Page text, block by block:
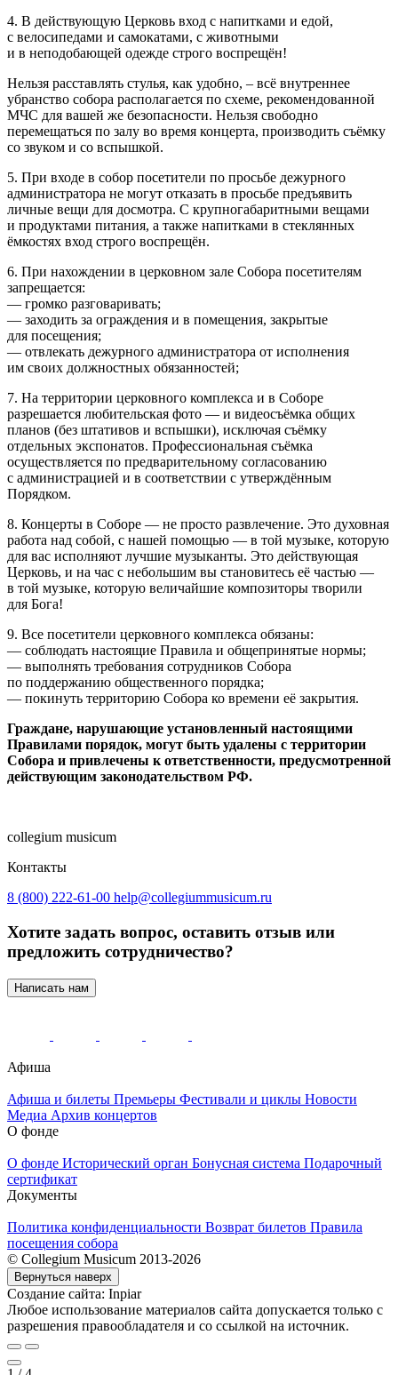
4. В действующую Церковь вход с напитками и едой,
с велосипедами и самокатами, с животными
и в неподобающей одежде строго воспрещён!
Нельзя расставлять стулья, как удобно, – всё внутреннее
убранство собора располагается по схеме, рекомендованной
МЧС для вашей же безопасности. Нельзя свободно
перемещаться по залу во время концерта, производить съёмку
со звуком и со вспышкой.
5. При входе в собор посетители по просьбе дежурного
администратора не могут отказать в просьбе предъявить
личные вещи для досмотра. С крупногабаритными вещами
и продуктами питания, а также напитками в стеклянных
ёмкостях вход строго воспрещён.
6. При нахождении в церковном зале Собора посетителям
запрещается:
— громко разговаривать;
— заходить за ограждения и в помещения, закрытые
для посещения;
— отвлекать дежурного администратора от исполнения
им своих должностных обязанностей;
7. На территории церковного комплекса и в Соборе
разрешается любительская фото — и видеосъёмка общих
планов (без штативов и вспышки), исключая съёмку
отдельных экспонатов. Профессиональная съёмка
осуществляется по предварительному согласованию
с администрацией и в соответствии с утверждённым
Порядком.
8. Концерты в Соборе — не просто развлечение. Это духовная
работа над собой, с нашей помощью — в той музыке, которую
для вас исполняют лучшие музыканты. Это действующая
Церковь, и на час с небольшим вы становитесь её частью —
в той музыке, которую величайшие композиторы творили
для Бога!
9. Все посетители церковного комплекса обязаны:
— соблюдать настоящие Правила и общепринятые нормы;
— выполнять требования сотрудников Собора
по поддержанию общественного порядка;
— покинуть территорию Собора ко времени её закрытия.
Граждане, нарушающие установленный настоящими
Правилами порядок, могут быть удалены с территории
Собора и привлечены к ответственности, предусмотренной
действующим законодательством РФ.
collegium musicum
Контакты
8 (800) 222-61-00 help@collegiummusicum.ru
Хотите задать вопрос, оставить отзыв или
предложить сотрудничество?
Написать нам
Афиша
Афиша и билеты Премьеры Фестивали и циклы Новости
Медиа Архив концертов
О фонде
О фонде Исторический орган Бонусная система Подарочный
сертификат
Документы
Политика конфиденциальности Возврат билетов Правила
посещения собора
© Collegium Musicum 2013-2026
Вернуться наверх
Создание сайта: Inpiar
Любое использование материалов сайта допускается только с
разрешения правообладателя и со ссылкой на источник.